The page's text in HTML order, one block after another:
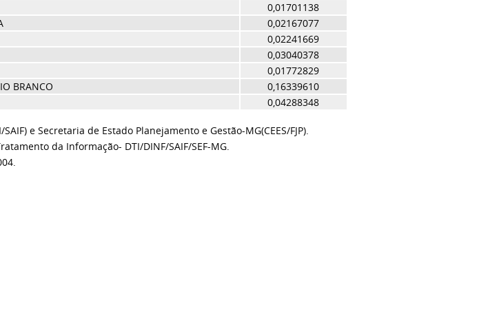
0,01701138
0,02167077
0,02241669
0,03040378
0,01772829
BRANCO
0,16339610
0,04288348
SAIF) e Secretaria de Estado Planejamento e Gestão-MG(CEES/FJP).
da Informação- DTI/DINF/SAIF/SEF-MG.